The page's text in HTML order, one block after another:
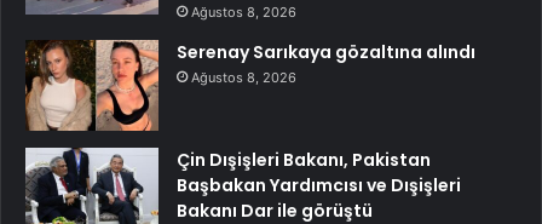
Ağustos 8, 2026
Serenay Sarıkaya gözaltına alındı
Ağustos 8, 2026
Çin Dışişleri Bakanı, Pakistan
Başbakan Yardımcısı ve Dışişleri
Bakanı Dar ile görüştü